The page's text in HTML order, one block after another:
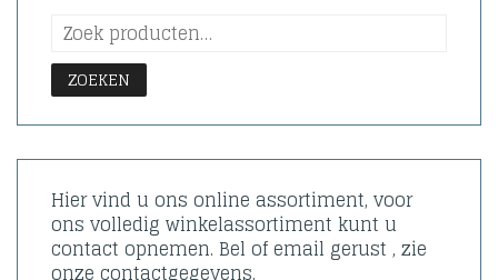
ZOEKEN
Hier vind u ons online assortiment, voor
ons volledig winkelassortiment kunt u
contact opnemen. Bel of email gerust , zie
onze contactgegevens.